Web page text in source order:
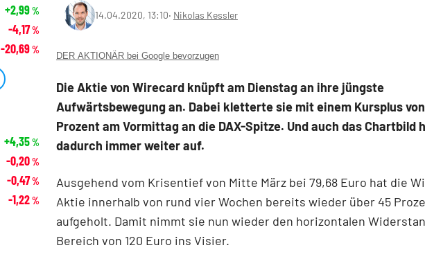
14.04.2020, 13:10‧ Nikolas Kessler
DER AKTIONÄR bei Google bevorzugen
Die Aktie von Wirecard knüpft am Dienstag an ihre jüngste
Aufwärtsbewegung an. Dabei kletterte sie mit einem Kursplus
Prozent am Vormittag an die DAX-Spitze. Und auch das Chartbild
dadurch immer weiter auf.
Ausgehend vom Krisentief von Mitte März bei 79,68 Euro hat die
Aktie innerhalb von rund vier Wochen bereits wieder über 45
aufgeholt. Damit nimmt sie nun wieder den horizontalen
Bereich von 120 Euro ins Visier.
+2,99%
-4,17%
-20,69%
+4,35%
-0,20%
-0,47%
-1,22%